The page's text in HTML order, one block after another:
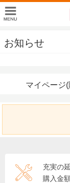
お知らせ
マイページ
充実の
購入金